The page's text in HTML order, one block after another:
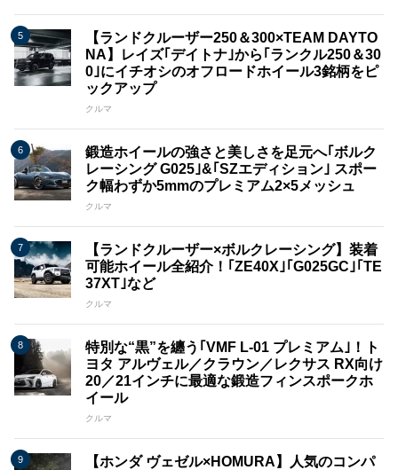
【ランドクルーザー250＆300×TEAM DAYTO
NA】レイズ｢デイトナ｣から｢ランクル250＆30
0｣にイチオシのオフロードホイール3銘柄をピ
ックアップ
クルマ
鍛造ホイールの強さと美しさを足元へ｢ボルク
レーシング G025｣&｢SZエディション｣ スポー
ク幅わずか5mmのプレミアム2×5メッシュ
クルマ
【ランドクルーザー×ボルクレーシング】装着
可能ホイール全紹介！｢ZE40X｣｢G025GC｣｢TE
37XT｣など
クルマ
特別な“黒”を纏う｢VMF L-01 プレミアム｣！ト
ヨタ アルヴェル／クラウン／レクサス RX向け
20／21インチに最適な鍛造フィンスポークホ
イール
クルマ
【ホンダ ヴェゼル×HOMURA】人気のコンパ